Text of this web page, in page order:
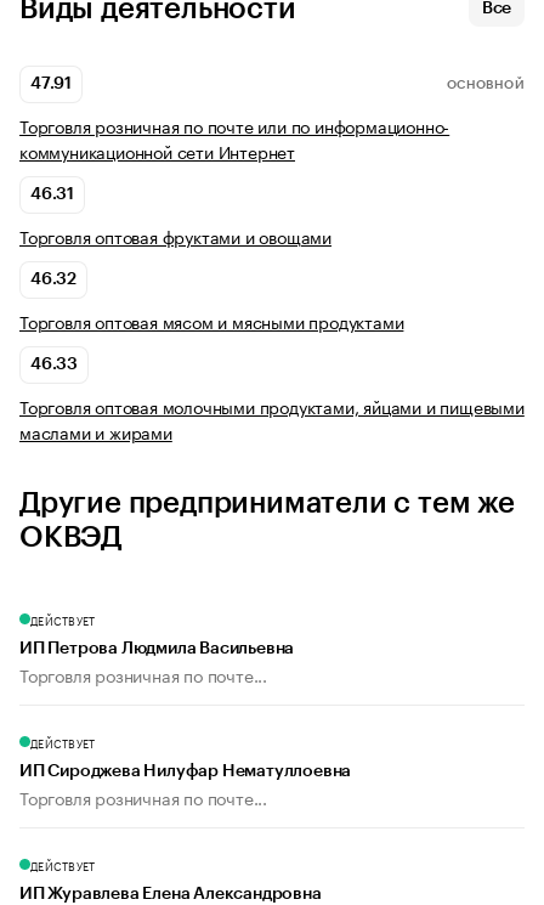
Виды деятельности Все
47.91 ОСНОВНОЙ
Торговля розничная по почте или по информационно-
коммуникационной сети Интернет
46.31
Торговля оптовая фруктами и овощами
46.32
Торговля оптовая мясом и мясными продуктами
46.33
Торговля оптовая молочными продуктами, яйцами и пищевыми
маслами и жирами
Другие предприниматели с тем же
ОКВЭД
ДЕЙСТВУЕТ
ИП Петрова Людмила Васильевна
Торговля розничная по почте...
ДЕЙСТВУЕТ
ИП Сироджева Нилуфар Нематуллоевна
Торговля розничная по почте...
ДЕЙСТВУЕТ
ИП Журавлева Елена Александровна